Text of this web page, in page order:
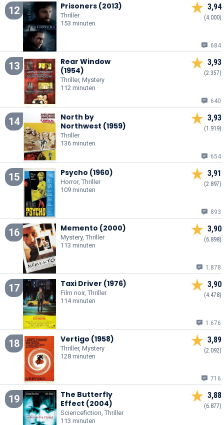
12 Prisoners (2013)
Thriller
153 minuten
3,94
(4.000)
684
13
Rear Window
(1954)
Thriller, Mystery
112 minuten
3,93
(2.357)
640
14
North by
Northwest (1959)
Thriller
136 minuten
3,93
(1.919)
654
15 Psycho (1960)
Horror, Thriller
109 minuten
3,91
(2.897)
893
16 Memento (2000)
Mystery, Thriller
113 minuten
3,90
(6.898)
1.878
17 Taxi Driver (1976)
Film noir, Thriller
114 minuten
3,90
(4.478)
1.676
18 Vertigo (1958)
Thriller, Mystery
128 minuten
3,89
(2.092)
716
19
The Butterfly
Effect (2004)
Sciencefiction, Thriller
113 minuten
3,88
(6.877)